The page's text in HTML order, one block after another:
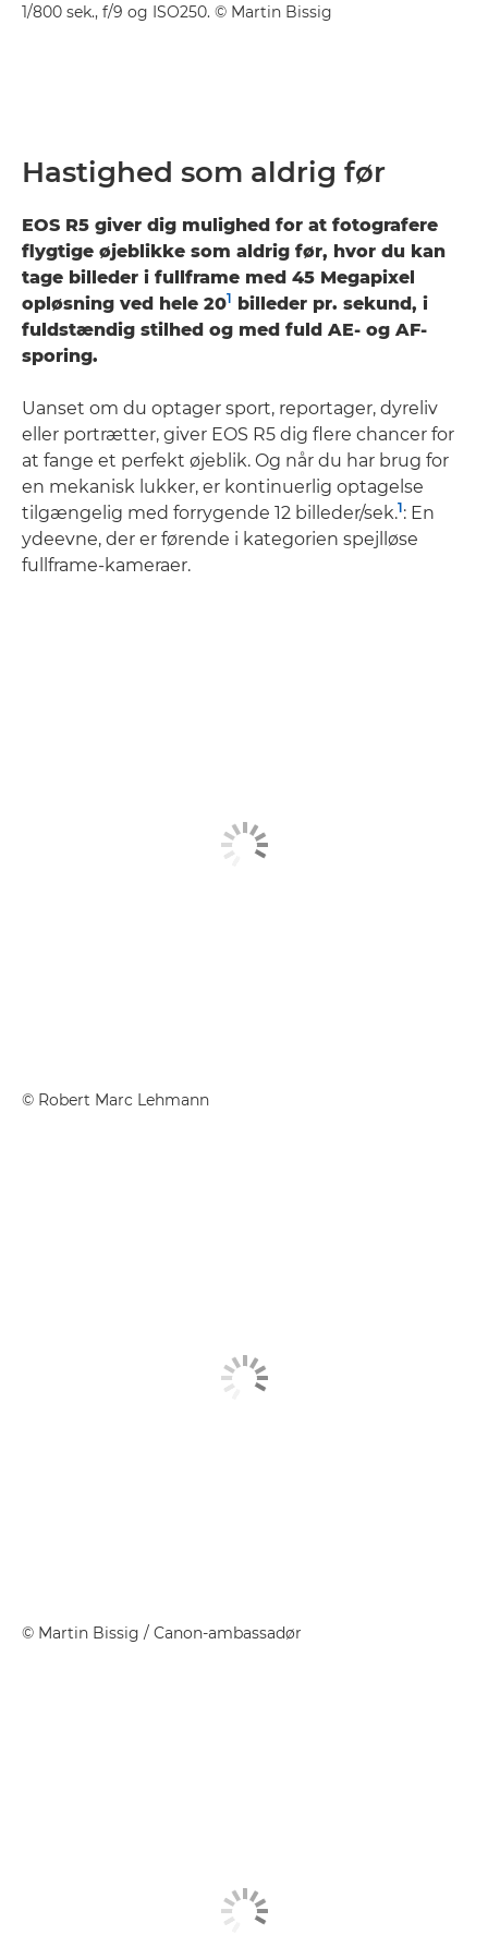
1/800 sek., f/9 og ISO250. © Martin Bissig
Hastighed som aldrig før
EOS R5 giver dig mulighed for at fotografere
flygtige øjeblikke som aldrig før, hvor du kan
tage billeder i fullframe med 45 Megapixel
opløsning ved hele 201 billeder pr. sekund, i
fuldstændig stilhed og med fuld AE- og AF-
sporing.
Uanset om du optager sport, reportager, dyreliv
eller portrætter, giver EOS R5 dig flere chancer for
at fange et perfekt øjeblik. Og når du har brug for
en mekanisk lukker, er kontinuerlig optagelse
tilgængelig med forrygende 12 billeder/sek.1: En
ydeevne, der er førende i kategorien spejlløse
fullframe-kameraer.
© Robert Marc Lehmann
© Martin Bissig / Canon-ambassadør